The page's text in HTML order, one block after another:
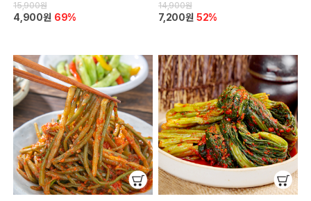
15,900원
4,900원 69%
14,900원
7,200원 52%